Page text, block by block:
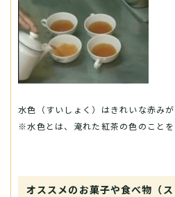
水色（すいしょく）はきれいな赤み
※水色とは、淹れた紅茶の色のことを
オススメのお菓子や食べ物（ス